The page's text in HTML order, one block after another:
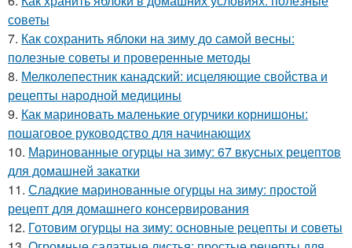
советы
7. Как сохранить яблоки на зиму до самой весны:
полезные советы и проверенные методы
8. Мелколепестник канадский: исцеляющие свойства и
рецепты народной медицины
9. Как мариновать маленькие огурчики корнишоны:
пошаговое руководство для начинающих
10. Маринованные огурцы на зиму: 67 вкусных рецептов
для домашней закатки
11. Сладкие маринованные огурцы на зиму: простой
рецепт для домашнего консервирования
12. Готовим огурцы на зиму: основные рецепты и советы